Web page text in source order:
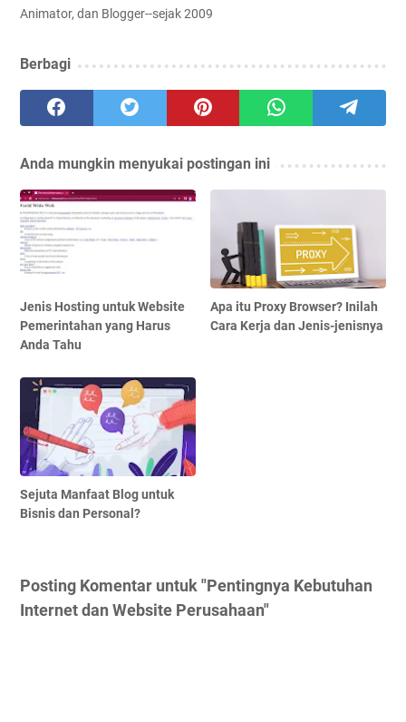
Animator, dan Blogger--sejak 2009
Berbagi
Anda mungkin menyukai postingan ini
Jenis Hosting untuk Website
Pemerintahan yang Harus
Anda Tahu
Apa itu Proxy Browser? Inilah
Cara Kerja dan Jenis-jenisnya
Sejuta Manfaat Blog untuk
Bisnis dan Personal?
Posting Komentar untuk "Pentingnya Kebutuhan
Internet dan Website Perusahaan"